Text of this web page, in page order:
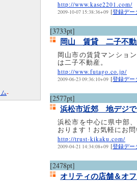
http://www.kase2201.com/
2009-10-07 15:38:36+09 [登録デー
[3733pt]
岡山 賃貸 二子不
岡山市の賃貸マンショ
は二子不動産。
http://www.futago.co.jp/
2009-06-23 09:36:10+09 [登録デー
[2577pt]
浜松市近郊 地デジ
浜松市を中心に県中部
おります！お気軽にお問
http://trust-kikaku.com/
2009-04-21 14:34:08+09 [登録デー
[2478pt]
オリティの店舗＆オ
-